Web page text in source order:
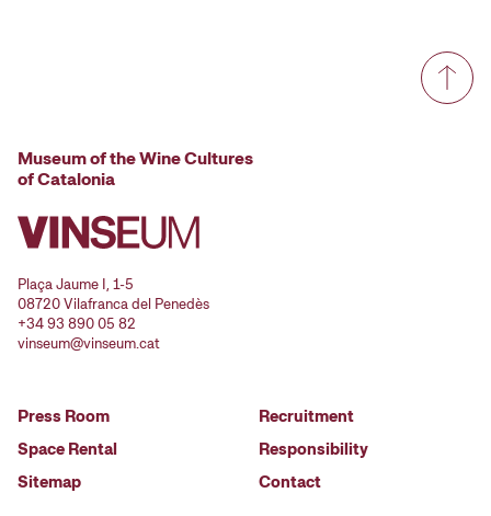
Museum of the Wine Cultures
of Catalonia
Plaça Jaume I, 1-5
08720 Vilafranca del Penedès
+34 93 890 05 82
vinseum@vinseum.cat
Press Room
Space Rental
Sitemap
Recruitment
Responsibility
Contact